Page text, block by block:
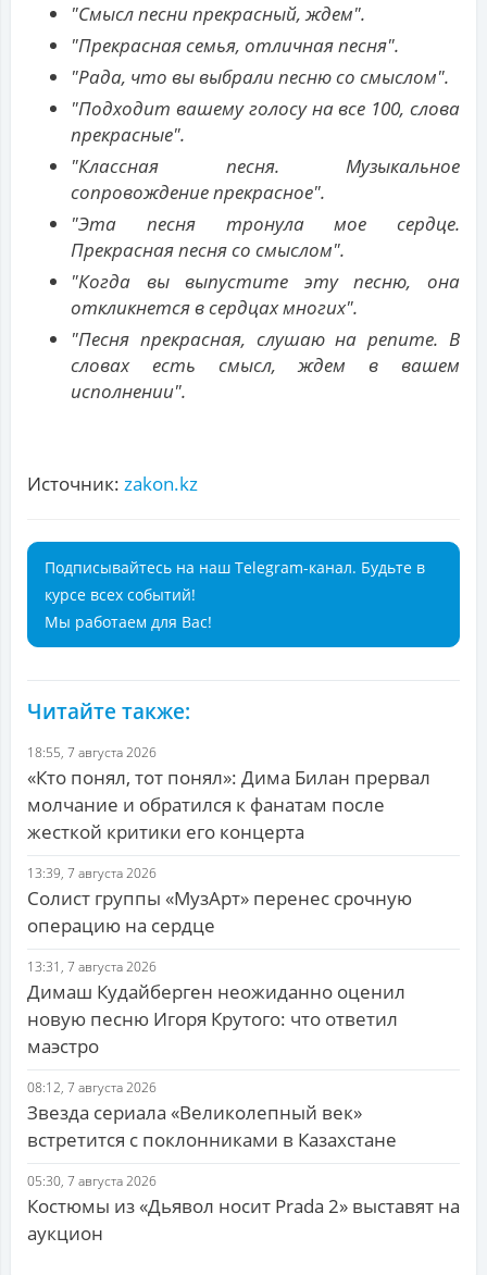
"Смысл песни прекрасный, ждем".
"Прекрасная семья, отличная песня".
"Рада, что вы выбрали песню со смыслом".
"Подходит вашему голосу на все 100, слова
прекрасные".
"Классная песня. Музыкальное
сопровождение прекрасное".
"Эта песня тронула мое сердце.
Прекрасная песня со смыслом".
"Когда вы выпустите эту песню, она
откликнется в сердцах многих".
"Песня прекрасная, слушаю на репите. В
словах есть смысл, ждем в вашем
исполнении".
Источник: zakon.kz
Подписывайтесь на наш Telegram-канал. Будьте в
курсе всех событий!
Мы работаем для Вас!
Читайте также:
18:55, 7 августа 2026
«Кто понял, тот понял»: Дима Билан прервал
молчание и обратился к фанатам после
жесткой критики его концерта
13:39, 7 августа 2026
Солист группы «МузАрт» перенес срочную
операцию на сердце
13:31, 7 августа 2026
Димаш Кудайберген неожиданно оценил
новую песню Игоря Крутого: что ответил
маэстро
08:12, 7 августа 2026
Звезда сериала «Великолепный век»
встретится с поклонниками в Казахстане
05:30, 7 августа 2026
Костюмы из «Дьявол носит Prada 2» выставят на
аукцион